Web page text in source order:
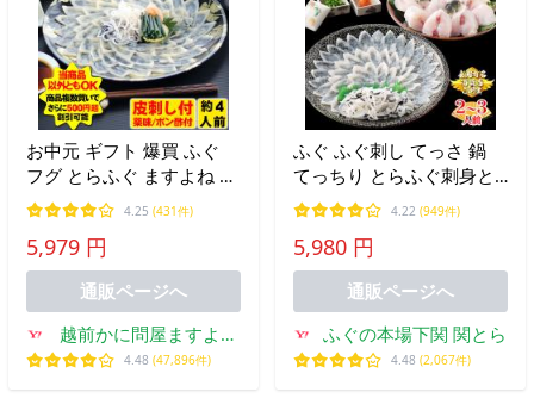
お中元 ギフト 爆買 ふぐ
フグ とらふぐ ますよね 国
産トラフグ刺し身 菊盛り
4人前 ふぐ刺し90g 皮刺し
45g ポン酢&amp;薬味付
刺身 てっさ
4.25 (431件)
5,979 円
通販ページへ
越前かに問屋ますよね
ヤフー店
4.48 (47,896件)
ふぐ ふぐ刺し てっさ 鍋
てっちり とらふぐ刺身と
ふぐちり鍋セット 2〜3人
前 2人前 3人前
4.22 (949件)
5,980 円
通販ページへ
ふぐの本場下関 関とら
4.48 (2,067件)